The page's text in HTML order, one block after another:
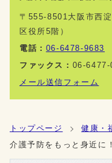
〒555-8501大阪市西
区役所5階）
電話： 06-6478-9683
ファックス： 06-6477-
メール送信フォーム
トップページ 健康・
介護予防をもっと身近に